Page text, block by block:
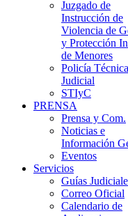
Juzgado de
Instrucción de
Violencia de
y Protección
de Menores
Policía Técnica
Judicial
STIyC
PRENSA
Prensa y Com.
Noticias e
Información
Eventos
Servicios
Guías
Correo Oficial
Calendario de